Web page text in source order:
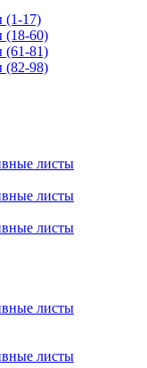
(1-17)
(18-60)
(61-81)
(82-98)
листы
листы
листы
листы
листы